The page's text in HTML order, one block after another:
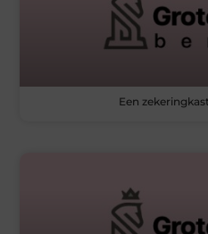
Een